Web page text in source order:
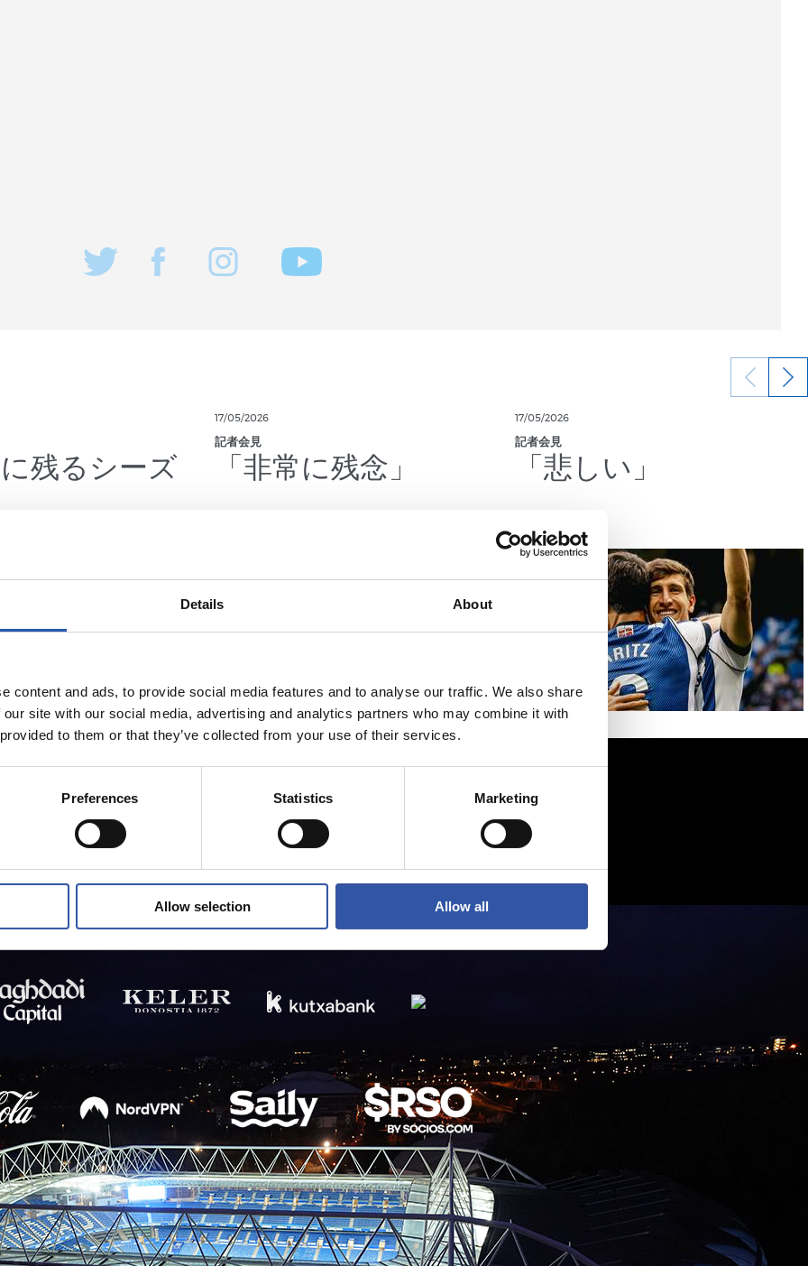
Details About
content and ads, to provide social media features and to analyse our traffic. We also share
site with our social media, advertising and analytics partners who may combine it with
to them or that they’ve collected from your use of their services.
Preferences Statistics Marketing
Allow selection Allow all
残るシーズ
17/05/2026
記者会見
「非常に残念」
17/05/2026
記者会見
「悲しい」